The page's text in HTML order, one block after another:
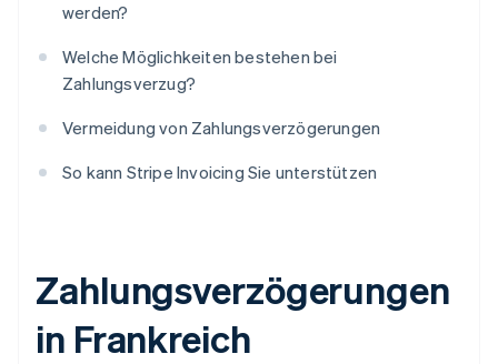
werden?
Welche Möglichkeiten bestehen bei
Zahlungsverzug?
Vermeidung von Zahlungsverzögerungen
So kann Stripe Invoicing Sie unterstützen
Zahlungsverzögerungen
in Frankreich